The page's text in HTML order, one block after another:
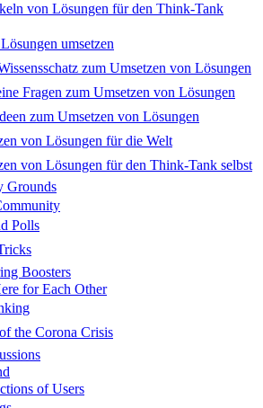
von Lösungen für den Think-Tank
umsetzen
zum Umsetzen von Lösungen
Fragen zum Umsetzen von Lösungen
zum Umsetzen von Lösungen
von Lösungen für die Welt
von Lösungen für den Think-Tank selbst
Polls
Boosters
for Each Other
the Corona Crisis
of Users